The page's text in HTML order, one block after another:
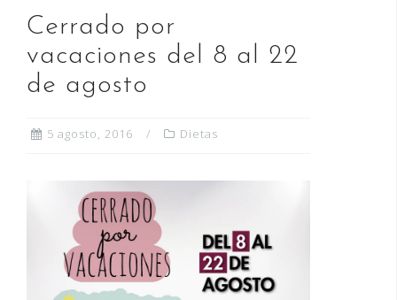
o
k
n r
Cerrado por
vacaciones del 8 al 22
de agosto
5 agosto, 2016 Dietas